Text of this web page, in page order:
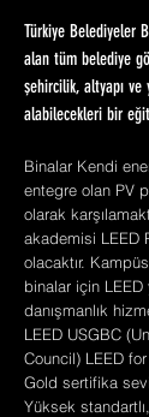
Türkiye Belediyeler
alan tüm belediye
şehircilik, altyapı
alabilecekleri bir
Binalar Kendi
entegre olan PV
olarak
akademisi LEED
olacaktır.
binalar için
danışmanlık
LEED USGBC
Council) LEED
Gold sertifika
Yüksek